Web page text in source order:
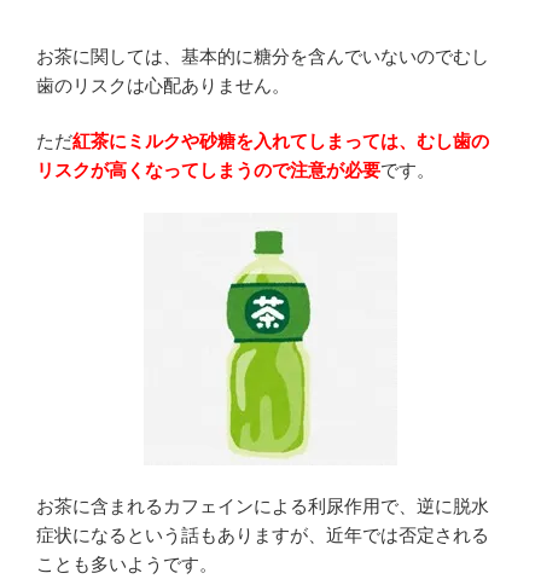
お茶に関しては、基本的に糖分を含んでいないのでむし
歯のリスクは心配ありません。
ただ紅茶にミルクや砂糖を入れてしまっては、むし歯の
リスクが高くなってしまうので注意が必要です。
お茶に含まれるカフェインによる利尿作用で、逆に脱水
症状になるという話もありますが、近年では否定される
ことも多いようです。